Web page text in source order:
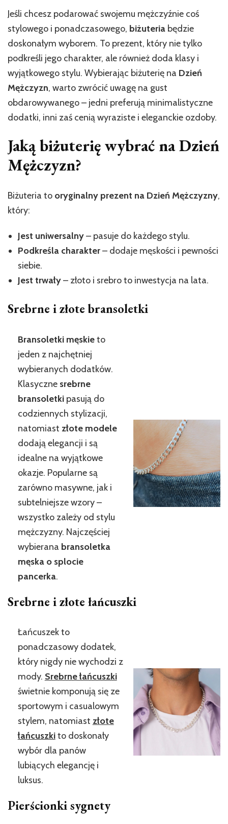
Jeśli chcesz podarować swojemu mężczyźnie coś
stylowego i ponadczasowego, biżuteria będzie
doskonałym wyborem. To prezent, który nie tylko
podkreśli jego charakter, ale również doda klasy i
wyjątkowego stylu. Wybierając biżuterię na Dzień
Mężczyzn, warto zwrócić uwagę na gust
obdarowywanego – jedni preferują minimalistyczne
dodatki, inni zaś cenią wyraziste i eleganckie ozdoby.
Jaką biżuterię wybrać na Dzień
Mężczyzn?
Biżuteria to oryginalny prezent na Dzień Mężczyzny,
który:
Jest uniwersalny– pasuje do każdego stylu.
Podkreśla charakter– dodaje męskości i pewności
siebie.
Jest trwały– złoto i srebro to inwestycja na lata.
Srebrne i złote bransoletki
Bransoletki męskieto
jeden z najchętniej
wybieranych dodatków.
Klasyczne srebrne
bransoletkipasują do
codziennych stylizacji,
natomiast złote modele
dodają elegancji i są
idealne na wyjątkowe
okazje. Popularne są
zarówno masywne, jak i
subtelniejsze wzory –
wszystko zależy od stylu
mężczyzny. Najczęściej
wybierana bransoletka
męska o splocie
pancerka.
Srebrne i złote łańcuszki
Łańcuszek to
ponadczasowy dodatek,
który nigdy nie wychodzi z
mody. Srebrne łańcuszki
świetnie komponują się ze
sportowym i casualowym
stylem, natomiast złote
łańcuszkito doskonały
wybór dla panów
lubiących elegancję i
luksus.
Pierścionki sygnety